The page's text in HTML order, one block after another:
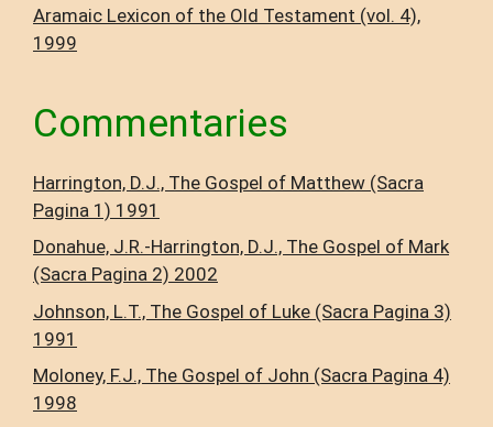
Aramaic Lexicon of the Old Testament (vol. 4),
1999
Commentaries
Harrington, D.J., The Gospel of Matthew (Sacra
Pagina 1) 1991
Donahue, J.R.-Harrington, D.J., The Gospel of Mark
(Sacra Pagina 2) 2002
Johnson, L.T., The Gospel of Luke (Sacra Pagina 3)
1991
Moloney, F.J., The Gospel of John (Sacra Pagina 4)
1998